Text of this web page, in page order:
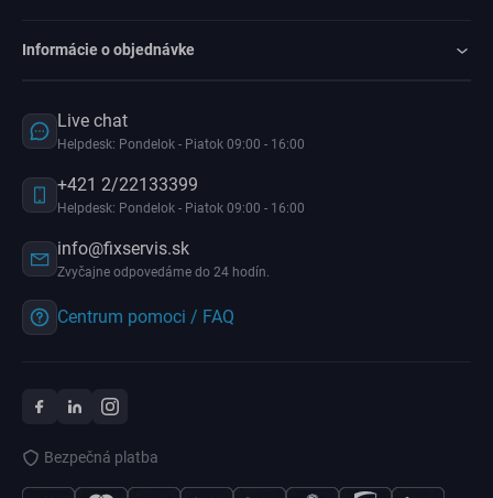
Informácie o objednávke
Live chat
Helpdesk: Pondelok - Piatok 09:00 - 16:00
+421 2/22133399
Helpdesk: Pondelok - Piatok 09:00 - 16:00
info@fixservis.sk
Zvyčajne odpovedáme do 24 hodín.
Centrum pomoci / FAQ
Bezpečná platba